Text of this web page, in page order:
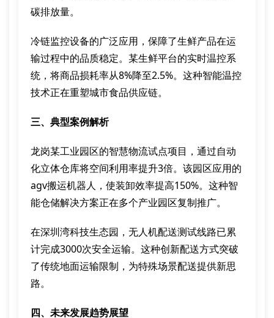
碳排放量。
冷链监控设备的广泛应用，保障了生鲜产品在运
输过程中的品质稳定。某生鲜平台的实时温控系
统，将商品损耗率从8%降至2.5%。这种智能温控
技术正在重塑城市食品供应链。
三、典型案例解析
龙岗某工业园区的智慧物流试点项目，通过自动
化立体仓库将空间利用率提升3倍。该园区应用的
agv搬运机器人，使装卸效率提高150%。这种智
能仓储解决方案正在多个产业园区复制推广。
在深圳湾科技生态园，无人机配送测试线路已累
计完成3000次安全运输。这种创新配送方式突破
了传统地面运输限制，为特殊场景配送提供新思
路。
四、未来发展趋势展望